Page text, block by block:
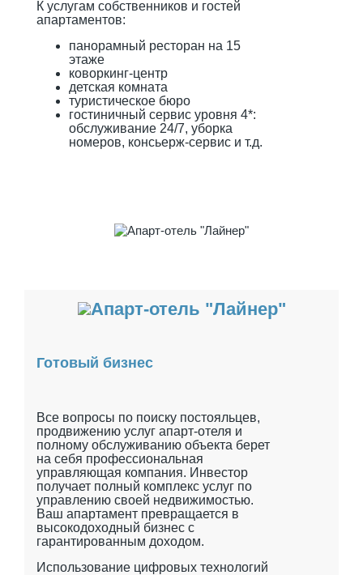
К услугам собственников и гостей
апартаментов:
панорамный ресторан на 15
этаже
коворкинг-центр
детская комната
туристическое бюро
гостиничный сервис уровня 4*:
обслуживание 24/7, уборка
номеров, консьерж-сервис и т.д.
Готовый бизнес
Все вопросы по поиску постояльцев,
продвижению услуг апарт-отеля и
полному обслуживанию объекта берет
на себя профессиональная
управляющая компания. Инвестор
получает полный комплекс услуг по
управлению своей недвижимостью.
Ваш апартамент превращается в
высокодоходный бизнес с
гарантированным доходом.
Использование цифровых технологий